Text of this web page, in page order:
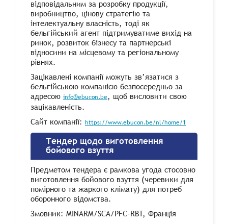
відповідальним за розробку продукції,
виробництво, цінову стратегію та
інтелектуальну власність, тоді як
бельгійський агент підтримуватиме вихід на
ринок, розвиток бізнесу та партнерські
відносини на місцевому та регіональному
рівнях.
Зацікавлені компанії можуть зв’язатися з
бельгійською компанією безпосередньо за
адресою info@ebucon.be, щоб висловити свою
зацікавленість.
Сайт компанії: https://www.ebucon.be/nl/home/1
Тендер щодо виготовлення
бойового взуття
Предметом тендера є рамкова угода стосовно
виготовлення бойового взуття (черевики для
помірного та жаркого клімату) для потреб
оборонного відомства.
Змовник: MINARM/SCA/PFC-RBT, Франція